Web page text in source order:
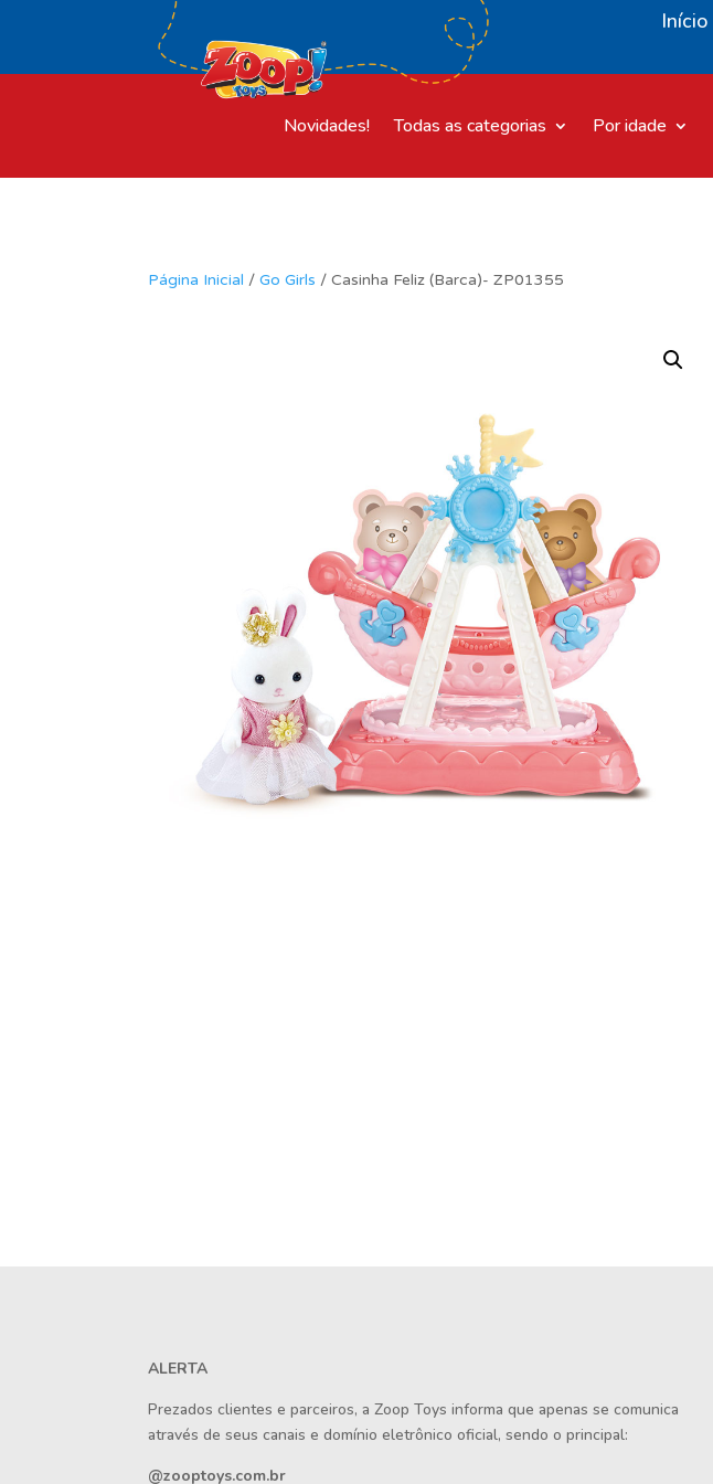
Início
Novidades! Todas as categorias Por idade
Página Inicial /Go Girls / Casinha Feliz (Barca)- ZP01355
ALERTA
Prezados clientes e parceiros, a Zoop Toys informa que apenas se comunica
através de seus canais e domínio eletrônico oficial, sendo o principal:
@zooptoys.com.br